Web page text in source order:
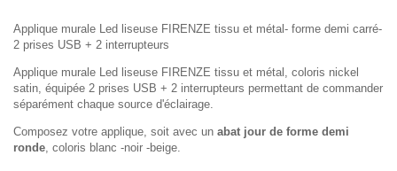
Applique murale Led liseuse FIRENZE tissu et métal- forme demi carré-
2 prises USB + 2 interrupteurs
Applique murale Led liseuse FIRENZE tissu et métal, coloris nickel
satin, équipée 2 prises USB + 2 interrupteurs permettant de commander
séparément chaque source d'éclairage.
Composez votre applique, soit avec un abat jour de forme demi
ronde, coloris blanc -noir -beige.